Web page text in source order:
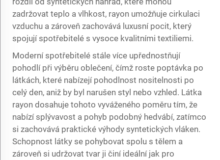
zadržovat teplo a vlhkost, rayon umožňuje cirkulaci
vzduchu a zároveň zachovává luxusní pocit, který
spojují spotřebitelé s vysoce kvalitními textiliemi.
Moderní spotřebitelé stále více upřednostňují
pohodlí při výběru oblečení, čímž roste poptávka po
látkách, které nabízejí pohodlnost nositelnosti po
celý den, aniž by byl narušen styl nebo vzhled. Látka
rayon dosahuje tohoto vyváženého poměru tím, že
nabízí splývavost a pohyb podobný hedvábí, zatímco
si zachovává praktické výhody syntetických vláken.
Schopnost látky se pohybovat spolu s tělem a
zároveň si udržovat tvar ji činí ideální jak pro